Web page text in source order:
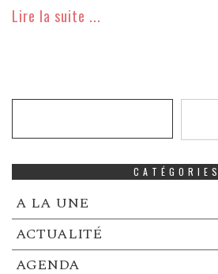
Lire la suite ...
CATÉGORIES
A LA UNE
ACTUALITÉ
AGENDA